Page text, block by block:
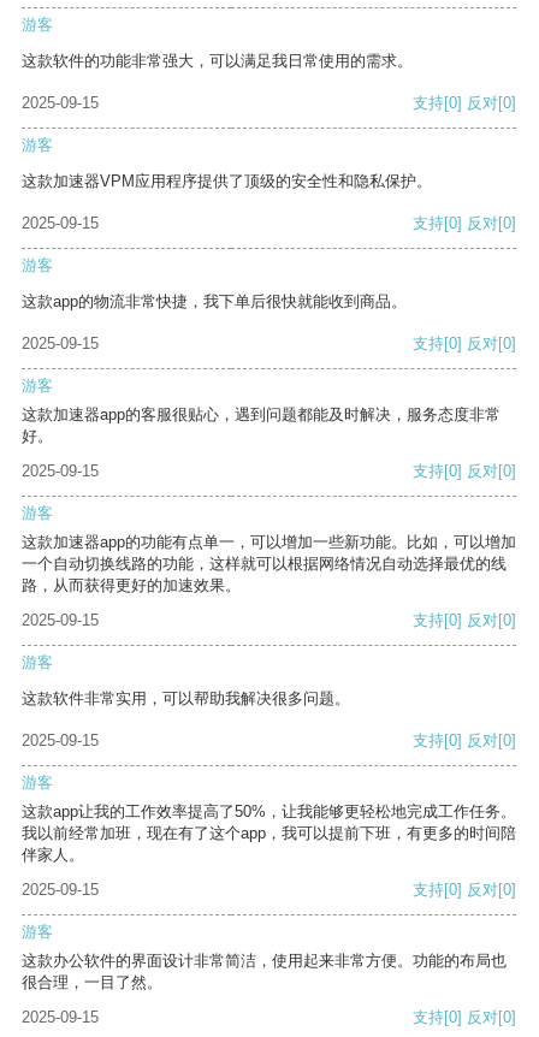
游客
这款软件的功能非常强大，可以满足我日常使用的需求。
2025-09-15 支持[0] 反对[0]
游客
这款加速器VPM应用程序提供了顶级的安全性和隐私保护。
2025-09-15 支持[0] 反对[0]
游客
这款app的物流非常快捷，我下单后很快就能收到商品。
2025-09-15 支持[0] 反对[0]
游客
这款加速器app的客服很贴心，遇到问题都能及时解决，服务态度非常
好。
2025-09-15
支持[0] 反对[0]
游客
这款加速器app的功能有点单一，可以增加一些新功能。比如，可以增加
一个自动切换线路的功能，这样就可以根据网络情况自动选择最优的线
路，从而获得更好的加速效果。
2025-09-15
支持[0] 反对[0]
游客
这款软件非常实用，可以帮助我解决很多问题。
2025-09-15 支持[0] 反对[0]
游客
这款app让我的工作效率提高了50%，让我能够更轻松地完成工作任务。
我以前经常加班，现在有了这个app，我可以提前下班，有更多的时间陪
伴家人。
2025-09-15
支持[0] 反对[0]
游客
这款办公软件的界面设计非常简洁，使用起来非常方便。功能的布局也
很合理，一目了然。
2025-09-15
支持[0] 反对[0]